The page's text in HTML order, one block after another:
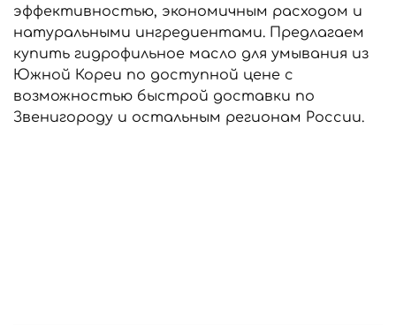
эффективностью, экономичным расходом и
натуральными ингредиентами. Предлагаем
купить гидрофильное масло для умывания из
Южной Кореи по доступной цене с
возможностью быстрой доставки по
Звенигороду и остальным регионам России.